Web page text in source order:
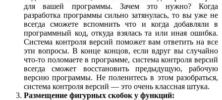
для вашей программы. Зачем это нужно? Когда
разработка программы сильно затянулась, то вы уже не
всегда сможете вспомнить что и когда добавляли в
программный код, откуда взялась та или иная ошибка.
Система контроля версий поможет вам ответить на все
эти вопросы. В конце концов, если вдруг вы случайно
что-то поломаете в программе, система контроля версий
всегда сможет восстановить предыдущую, рабочую
версию программы. Не поленитесь в этом разобраться,
система контроля версий — это очень классная штука.
Размещение фигурных скобок у функций: